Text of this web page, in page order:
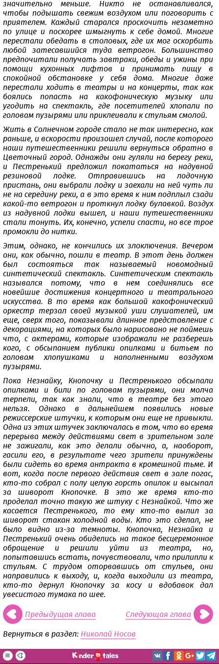
значительно меньше. Никто не останавливался,
чтобы подышать свежим воздухом или поговорить с
приятелем. Каждый старался проскочить незаметно
по улице и поскорее шмыгнуть к себе домой. Многие
перестали обедать в столовых, где их мог оскорбить
любой затесавшийся туда ветрогон. Большинство
предпочитали получать завтраки, обеды и ужины при
помощи кухонных лифтов и принимать пищу в
спокойной обстановке у себя дома. Многие даже
перестали ходить в театры и на концерты, так как
боялись попасть на какофоническую музыку или
угодить на спектакль, где посетителей хлопали по
головам пузырями или приклеивали к стульям смолой.
Жить в Солнечном городе стало не так интересно, как
раньше, и вскорости произошел случай, после которого
наши путешественники решили вернуться обратно в
Цветочный город. Однажды они гуляли на берегу реки,
и Пестренький предложил покататься на надувной
резиновой лодке. Отправившись на лодочную
пристань, они выбрали лодку и заехали на ней чуть ли
не на середину реки, а в это время к ним подплыл сзади
какой-то ветрогон и проткнул лодку булавкой. Воздух
из надувной лодки вышел, и наши путешественники
стали тонуть. Их, конечно, успели спасти, но все трое
промокли до нитки.
Этим, однако, не кончились их злоключения. Вечером
они, как обычно, пошли в театр. В этот день должен
был состояться так называемый новомодный
синтетический спектакль. Синтетическим спектакль
назывался потому, что в нем соединялись все
новейшие достижения концертного и театрального
искусства. В то время как большой какофонический
оркестр терзал своей музыкой уши слушателей, им
еще, сверх того, показывали длинное представление с
декорациями, на которых было нарисовано не поймешь
что, с актерами, которые изображали не разберешь
кого, с обсыпанием публики опилками и битьем по
головам хлопушками и наполненными воздухом
пузырями.
Пока Незнайку, Кнопочку и Пестренького обсыпали
опилками и били по головам пузырями, они молча
терпели, так как знали, что в театре без этого
нельзя. Однако в дальнейшем появились новые
режиссерские штучки, к которым они еще не привыкли.
Одна из этих штучек заключалась в том, что во время
перерыва между действиями свет в зрительном зале
не зажигали, как это делали обычно, а, наоборот,
гасили его, в результате чего зрители принуждены
были сидеть во время антракта в кромешной тьме. И
вот, когда после первого действия свет в зале погас,
кто-то собрал с полу целую горсть опилок и высыпал
за шиворот Кнопочке. В это же время кто-то
проделал точно такую же штуку с Незнайкой. Что же
касается Пестренького, то ему кто-то вылил за
шиворот стакан холодной воды. Кто это сделал, не
было видно из-за темноты. Кнопочка, Незнайка и
Пестренький очень обиделись на такое бесцеремонное
обращение и решили уйти из театра, но,
попытавшись встать, почувствовали, что прилипли к
стульям. С трудом оторвавшись от стульев, они
направились к выходу, и, когда выходили из театра,
кто-то дернул Кнопочку за косу и вдобавок дал
увесистого тумака по шее.
Предыдущая глава Следующая глава
Вернуться в раздел: Николай Носов